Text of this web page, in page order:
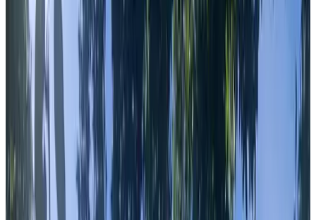
131 B&B's in en nabij Noord-Holland
Nederland
Sorteer
Kaart
Kamertype
Gastenkamer
Appartement
Vakantiehuis
Reviewscore
Algemene voorzieningen